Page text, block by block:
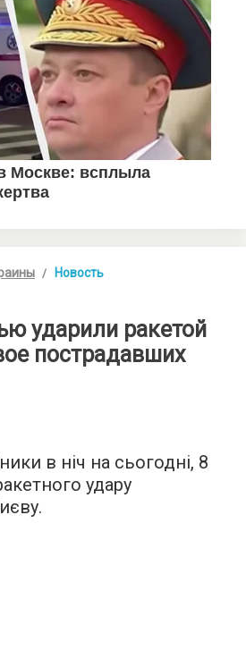
Новость
ударили ракетой
пострадавших
в ніч на сьогодні, 8
удару